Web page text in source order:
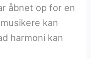
åbnet op for en
kan
harmoni kan